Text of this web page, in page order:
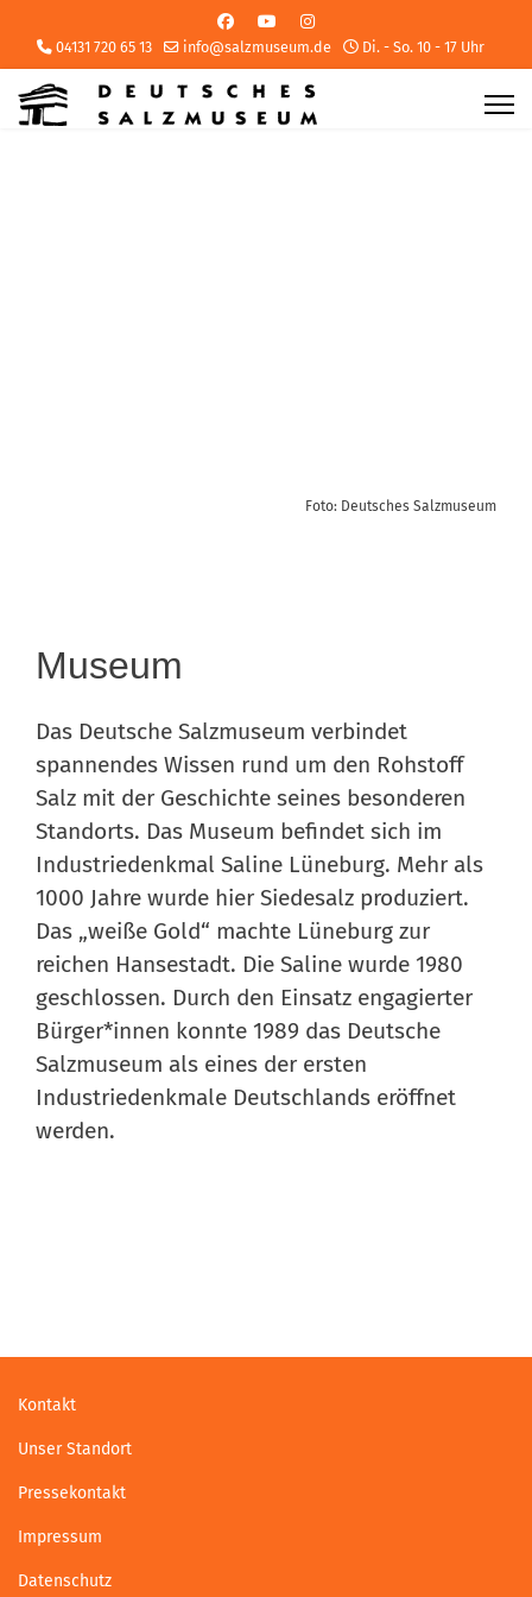
04131 720 65 13 info@salzmuseum.de Di. - So. 10 - 17 Uhr
Foto: Deutsches Salzmuseum
Museum
Das Deutsche Salzmuseum verbindet
spannendes Wissen rund um den Rohstoff
Salz mit der Geschichte seines besonderen
Standorts. Das Museum befindet sich im
Industriedenkmal Saline Lüneburg. Mehr als
1000 Jahre wurde hier Siedesalz produziert.
Das „weiße Gold“ machte Lüneburg zur
reichen Hansestadt. Die Saline wurde 1980
geschlossen. Durch den Einsatz engagierter
Bürger*innen konnte 1989 das Deutsche
Salzmuseum als eines der ersten
Industriedenkmale Deutschlands eröffnet
werden.
Kontakt
Unser Standort
Pressekontakt
Impressum
Datenschutz